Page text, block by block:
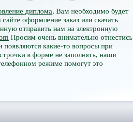
диплома, Вам необходимо будет
оформление заказ или скачать
отправить нам на электронную
Просим очень внимательно отнестись
появляются какие-то вопросы при
в форме не заполнять, наши
режиме помогут это